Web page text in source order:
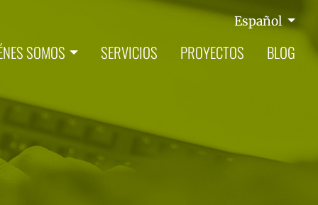
Español
SOMOS SERVICIOS PROYECTOS BLOG